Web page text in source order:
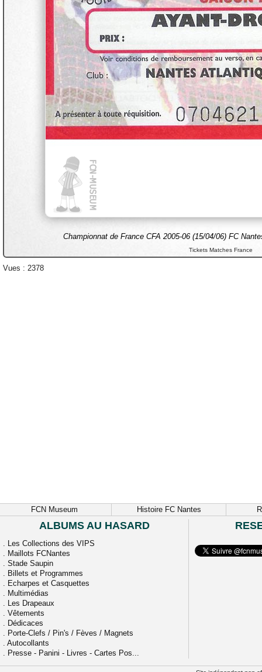
Championnat de France CFA 2005-06 (15/04/06) FC
Tickets Matches France
Vues : 2378
FCN Museum Histoire FC Nantes
ALBUMS AU HASARD
. Les Collections des VIPS
. Maillots FCNantes
. Stade Saupin
. Billets et Programmes
. Echarpes et Casquettes
. Multimédias
. Les Drapeaux
. Vêtements
. Dédicaces
. Porte-Clefs / Pin's / Fèves / Magnets
. Autocollants
. Presse - Panini - Livres - Cartes Pos...